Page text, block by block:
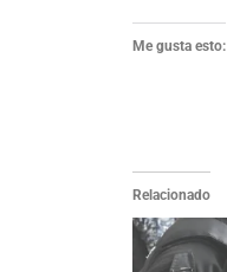
Me gusta esto:
Relacionado